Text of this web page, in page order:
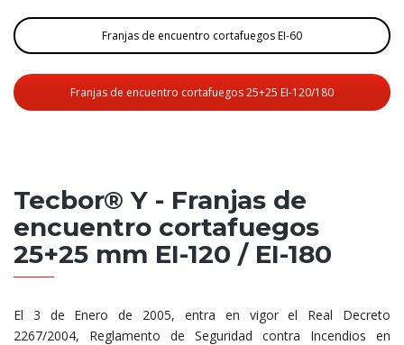
Franjas de encuentro cortafuegos EI-60
Franjas de encuentro cortafuegos 25+25 EI-120/180
Tecbor® Y - Franjas de
encuentro cortafuegos
25+25 mm EI-120 / EI-180
El 3 de Enero de 2005, entra en vigor el Real Decreto
2267/2004, Reglamento de Seguridad contra Incendios en